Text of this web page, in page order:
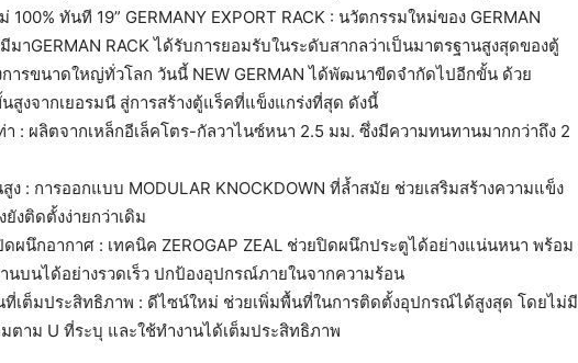
ทันที 19” GERMANY EXPORT RACK : นวัตกรรมใหม่ของ GERMAN
มาGERMAN RACK ได้รับการยอมรับในระดับสากลว่าเป็นมาตรฐานสูงสุดของตู้
ารขนาดใหญ่ทั่วโลก วันนี้ NEW GERMAN ได้พัฒนาขีดจำกัดไปอีกขั้น ด้วย
สูงจากเยอรมนี สู่การสร้างตู้แร็คที่แข็งแกร่งที่สุด ดังนี้
า : ผลิตจากเหล็กอีเล็คโตร-กัลวาไนซ์หนา 2.5 มม. ซึ่งมีความทนทานมากกว่าถึง 2
: การออกแบบ MODULAR KNOCKDOWN ที่ล้ำสมัย ช่วยเสริมสร้างความแข็ง
งติดตั้งง่ายกว่าเดิม
ดผนึกอากาศ : เทคนิค ZEROGAP ZEAL ช่วยปิดผนึกประตูได้อย่างแน่นหนา พร้อม
นบนได้อย่างรวดเร็ว ปกป้องอุปกรณ์ภายในจากความร้อน
ที่เต็มประสิทธิภาพ : ดีไซน์ใหม่ ช่วยเพิ่มพื้นที่ในการติดตั้งอุปกรณ์ได้สูงสุด โดยไม่มี
ตาม U ที่ระบุ และใช้ทำงานได้เต็มประสิทธิภาพ